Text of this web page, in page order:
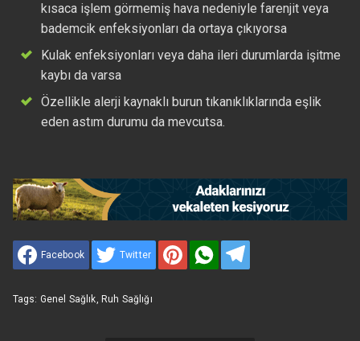
kısaca işlem görmemiş hava nedeniyle farenjit veya
bademcik enfeksiyonları da ortaya çıkıyorsa
Kulak enfeksiyonları veya daha ileri durumlarda işitme
kaybı da varsa
Özellikle alerji kaynaklı burun tıkanıklıklarında eşlik
eden astım durumu da mevcutsa.
Facebook Twitter
Tags: Genel Sağlık Ruh Sağlığı